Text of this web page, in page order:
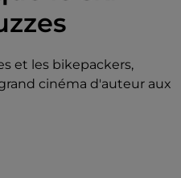
et les bikepackers,
cinéma d'auteur aux